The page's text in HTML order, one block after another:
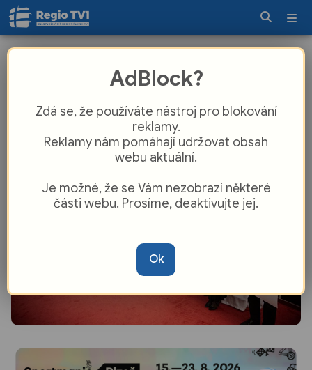
nové sezony. Největším tahákem
AdBlock?
Zdá se, že používáte nástroj pro blokování
reklamy.
Reklamy nám pomáhají udržovat obsah
webu aktuální.
Je možné, že se Vám nezobrazí některé
části webu. Prosíme, deaktivujte jej.
Ok